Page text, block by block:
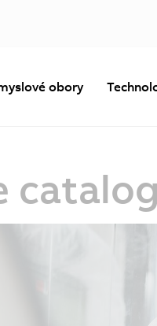
obory
catalog